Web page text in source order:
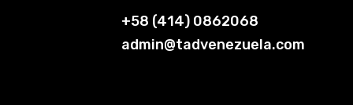
+58 (414) 0862068
admin@tadvenezuela.com